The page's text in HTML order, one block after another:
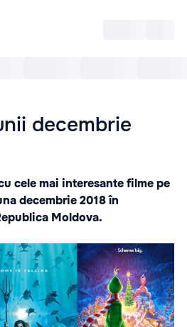
decembrie
cele mai interesante filme pe
decembrie 2018 în
Moldova.